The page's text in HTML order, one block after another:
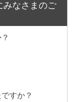
みなさまのご
すか？